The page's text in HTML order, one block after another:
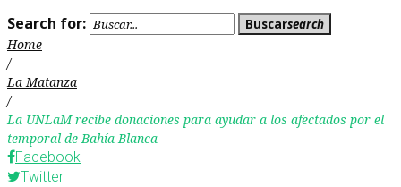
Search for:
Buscarsearch
Home
/
La Matanza
/
La UNLaM recibe donaciones para ayudar a los afectados por el
temporal de Bahía Blanca
Facebook
Twitter